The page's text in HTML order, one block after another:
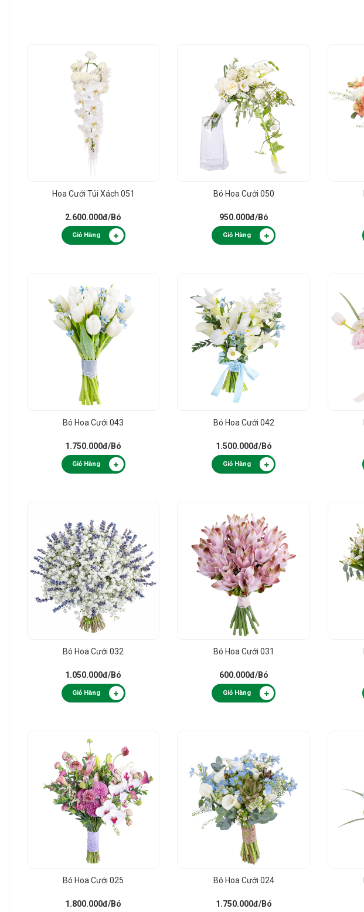
Hoa Cưới Túi Xách 051
2.600.000đ/Bó
Giỏ Hàng
Bó Hoa Cưới 050
950.000đ/Bó
Giỏ Hàng
Bó Hoa Cưới 043
1.750.000đ/Bó
Giỏ Hàng
Bó Hoa Cưới 042
1.500.000đ/Bó
Giỏ Hàng
Bó Hoa Cưới 032
1.050.000đ/Bó
Giỏ Hàng
Bó Hoa Cưới 031
600.000đ/Bó
Giỏ Hàng
Bó Hoa Cưới 025
1.800.000đ/Bó
Bó Hoa Cưới 024
1.750.000đ/Bó